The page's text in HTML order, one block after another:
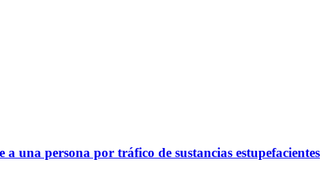
una persona por tráfico de sustancias estupefacientes